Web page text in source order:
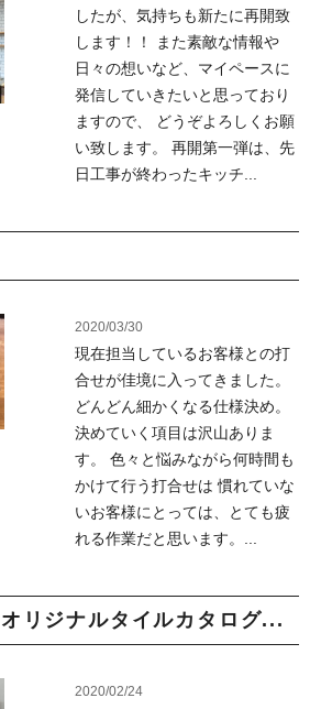
したが、気持ちも新たに再開致
します！！ また素敵な情報や
日々の想いなど、マイペースに
発信していきたいと思っており
ますので、 どうぞよろしくお願
い致します。 再開第一弾は、先
日工事が終わったキッチ...
2020/03/30
現在担当しているお客様との打
合せが佳境に入ってきました。
どんどん細かくなる仕様決め。
決めていく項目は沢山ありま
す。 色々と悩みながら何時間も
かけて行う打合せは 慣れていな
いお客様にとっては、とても疲
れる作業だと思います。...
リジナルタイルカタログ...
2020/02/24